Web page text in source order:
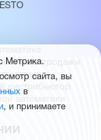
продажи
–
дистрибьютор
автоматики
Метрика.
сайта, вы
в
, и принимаете